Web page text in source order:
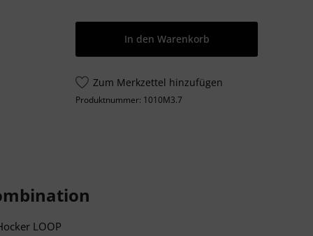
In den Warenkorb
Zum Merkzettel hinzufügen
Produktnummer: 1010M3.7
LOOP